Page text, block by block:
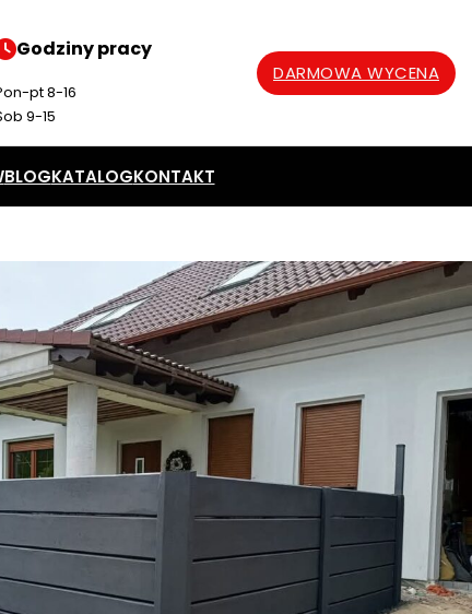
Godziny pracy
pt 8-16
9-15
DARMOWA WYCENA
BLOGKATALOGKONTAKT